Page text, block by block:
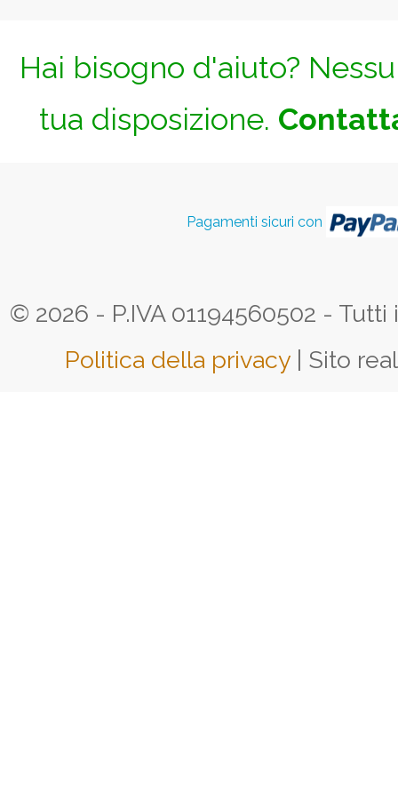
Hai bisogno d'aiuto?
tua disposizione.
Pagamenti sicuri con
© 2026 - P.IVA 01194560502 -
Politica della privacy | Sito